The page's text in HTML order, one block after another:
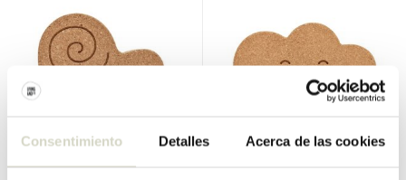
Consentimiento Detalles Acerca de las cookies